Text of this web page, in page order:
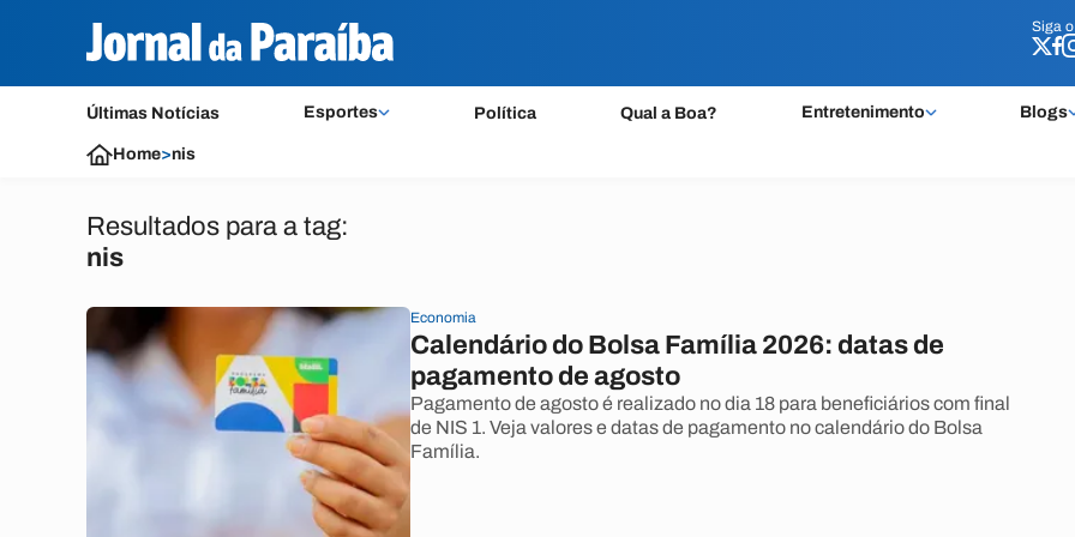
Siga o
Últimas Notícias Esportes Política Qual a Boa? Entretenimento Blogs
Siga o
Home>nis
Resultados para a tag:
nis
Economia
Calendário do Bolsa Família 2026: datas de
pagamento de agosto
Pagamento de agosto é realizado no dia 18 para beneficiários com final
de NIS 1. Veja valores e datas de pagamento no calendário do Bolsa
Família.